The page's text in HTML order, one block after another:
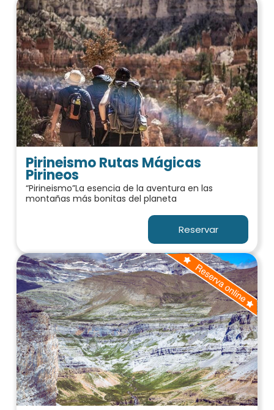
Pirineismo Rutas Mágicas
Pirineos
“Pirineismo”La esencia de la aventura en las
montañas más bonitas del planeta
Reservar